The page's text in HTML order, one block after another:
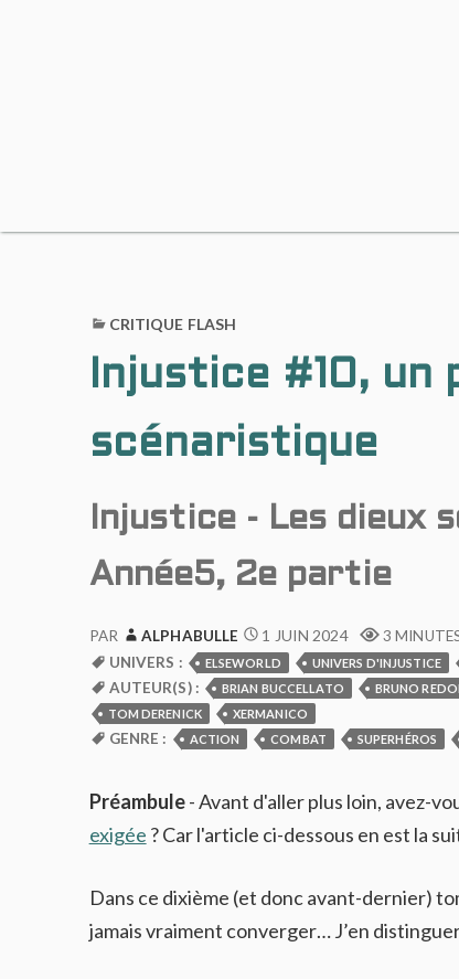
CRITIQUE FLASH
Injustice #10,
scénaristique
Injustice - Les dieux
Année5, 2e partie
PAR ALPHABULLE 1 JUIN 2024 3
UNIVERS :
ELSEWORLD UNIVERS D'INJUSTICE
AUTEUR(S) : BRIAN BUCCELLATO BRUNO
TOM DERENICK
XERMANICO
GENRE : ACTION COMBAT SUPERHÉROS
Préambule- Avant d'aller plus loin, avez-
exigée ? Car l'article ci-dessous en est la
Dans ce dixième (et donc avant-dernier)
jamais vraiment converger… J’en